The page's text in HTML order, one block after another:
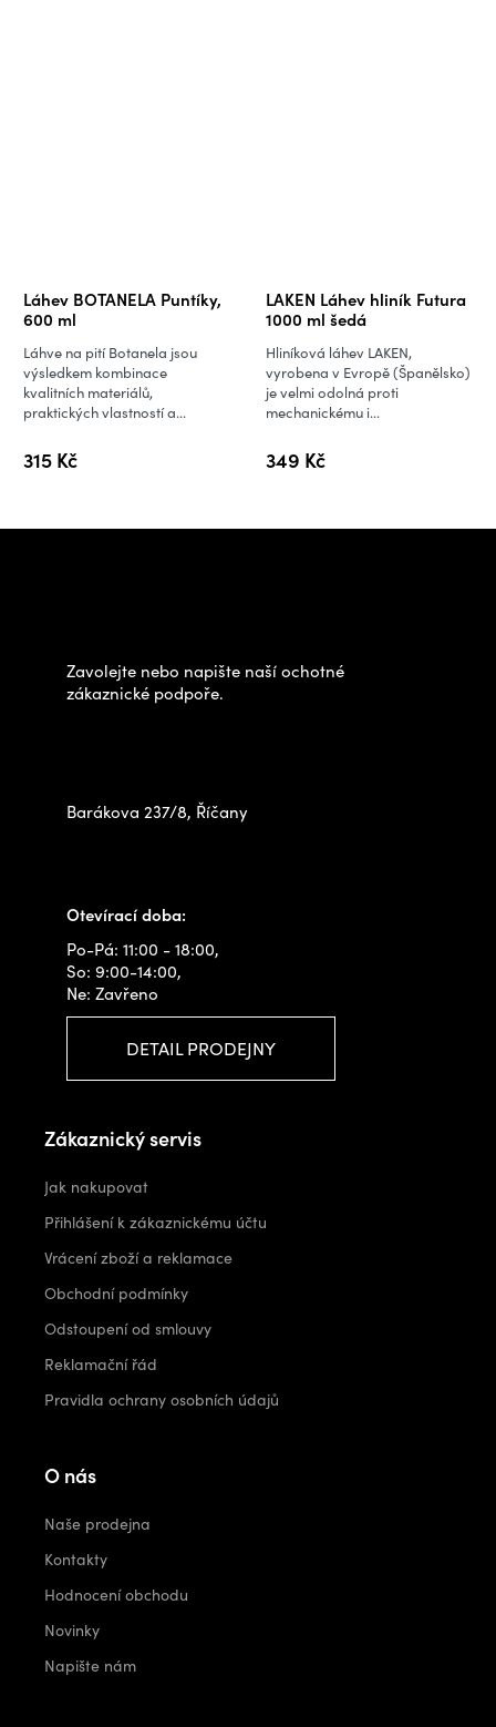
Láhev BOTANELA Puntíky,
600 ml
315 Kč
Láhve na pití Botanela jsou
výsledkem kombinace
kvalitních materiálů,
praktických vlastností a...
LAKEN Láhev hliník Futura
1000 ml šedá
349 Kč
Hliníková láhev LAKEN,
vyrobena v Evropě (Španělsko)
je velmi odolná proti
mechanickému i...
Z
Zavolejte nebo napište naší ochotné
zákaznické podpoře.
Barákova 237/8, Říčany
Otevírací doba:
Po-Pá: 11:00 - 18:00,
So: 9:00-14:00,
Ne: Zavřeno
DETAIL PRODEJNY
Zákaznický servis
Jak nakupovat
Přihlášení k zákaznickému účtu
Vrácení zboží a reklamace
Obchodní podmínky
Odstoupení od smlouvy
Reklamační řád
Pravidla ochrany osobních údajů
O nás
Naše prodejna
Kontakty
Hodnocení obchodu
Novinky
Napište nám